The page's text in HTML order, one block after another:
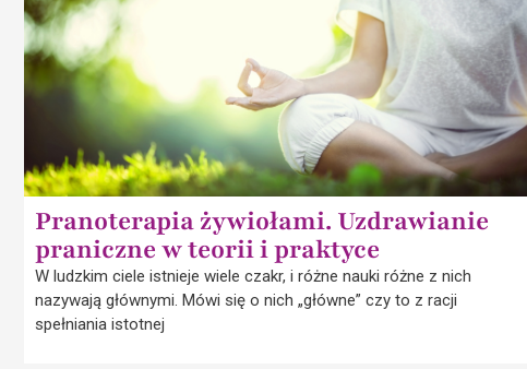
Pranoterapia żywiołami. Uzdrawianie
praniczne w teorii i praktyce
W ludzkim ciele istnieje wiele czakr, i różne nauki różne z nich
nazywają głównymi. Mówi się o nich „główne” czy to z racji
spełniania istotnej